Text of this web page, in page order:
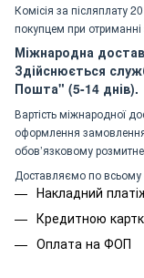
Комісія за післяплату
покупцем при
Міжнародна
Здійснюється
Пошта" (5-14 днів).
Вартість міжнародної
оформлення
обов’язковому
Доставляємо по всьому
Накладний
Кредитною
Оплата на ФОП